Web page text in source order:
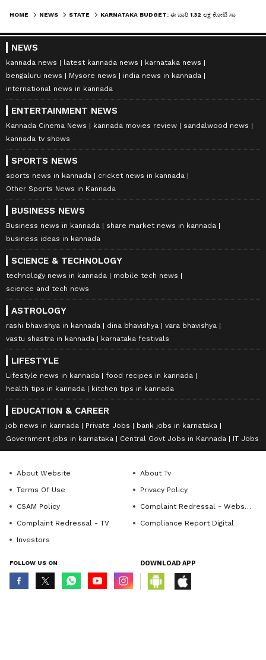
HOME NEWS STATE
NEWS
kannada news latest kannada news
karnataka news
bengaluru news
Mysore news
india news in kannada
international news in kannada
ENTERTAINMENT NEWS
Kannada Cinema News kannada movies review
sandalwood news
kannada tv shows
SPORTS NEWS
sports news in kannada
cricket news in kannada
Other Sports News in Kannada
BUSINESS NEWS
Business news in kannada
share market news in kannada
business ideas in kannada
SCIENCE & TECHNOLOGY
technology news in kannada
mobile tech news
science and tech news
ASTROLOGY
rashi bhavishya in kannada dina bhavishya
vara bhavishya
vastu shastra in kannada
karnataka festivals
LIFESTYLE
Lifestyle news in kannada
food recipes in kannada
health tips in kannada
kitchen tips in kannada
EDUCATION & CAREER
job news in kannada Private Jobs
bank jobs in karnataka
Government jobs in karnataka
Central Govt Jobs in Kannada IT Jobs
About Website
About Tv
Terms Of Use
Privacy Policy
CSAM Policy
Complaint Redressal - Website
Complaint Redressal - TV
Compliance Report Digital
Investors
FOLLOW US ON DOWNLOAD APP